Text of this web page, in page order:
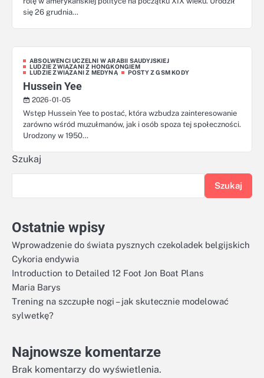
się 26 grudnia…
ABSOLWENCI UCZELNI W ARABII SAUDYJSKIEJ
LUDZIE ZWIĄZANI Z HONGKONGIEM
LUDZIE ZWIĄZANI Z MEDYNĄ
POSTY Z GSM KODY
Hussein Yee
2026-01-05
Wstęp Hussein Yee to postać, która wzbudza zainteresowanie
zarówno wśród muzułmanów, jak i osób spoza tej społeczności.
Urodzony w 1950…
Szukaj
Szukaj
Ostatnie wpisy
Wprowadzenie do świata pysznych czekoladek belgijskich
Cykoria endywia
Introduction to Detailed 12 Foot Jon Boat Plans
Maria Barys
Trening na szczupłe nogi – jak skutecznie modelować
sylwetkę?
Najnowsze komentarze
Brak komentarzy do wyświetlenia.